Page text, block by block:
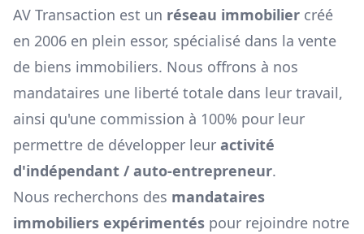
AV Transaction est un réseau immobilier créé
en 2006 en plein essor, spécialisé dans la vente
de biens immobiliers. Nous offrons à nos
mandataires une liberté totale dans leur travail,
ainsi qu'une commission à 100% pour leur
permettre de développer leur activité
d'indépendant / auto-entrepreneur.
Nous recherchons des mandataires
immobiliers expérimentés pour rejoindre notre